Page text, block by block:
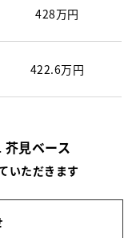
428万円
422.6万円
芥見ベース
いただきます